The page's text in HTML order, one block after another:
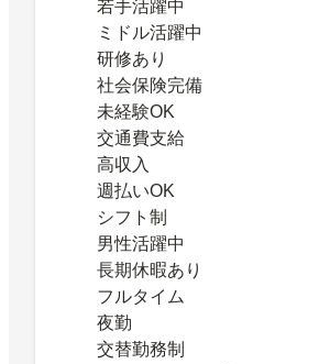
若手活躍中
ミドル活躍中
研修あり
社会保険完備
未経験OK
交通費支給
高収入
週払いOK
シフト制
男性活躍中
長期休暇あり
フルタイム
夜勤
交替勤務制